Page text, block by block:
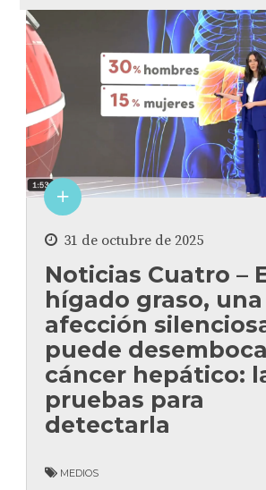
31 de octubre de 2025
Noticias Cuatro –
hígado graso, una
afección
puede
cáncer hepático:
pruebas para
detectarla
MEDIOS